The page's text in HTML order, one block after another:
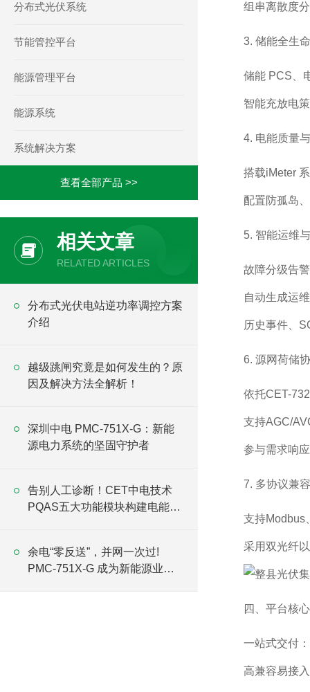
分布式光伏系统
节能管控平台
能源管理平台
能源系统
系统解决方案
查看全部产品 >>
相关文章
RELATED ARTICLES
分布式光伏电站逆功率调控方案
介绍
越级跳闸究竟是如何发生的？原
因及解决方法全解析！
深圳中电 PMC-751X-G：新能
源电力系统的坚固守护者
告别人工诊断！CET中电技术
PQAS五大功能模块构建电能质
余电“零反送”，并网一次过!
PMC-751X-G 成为新能源业主
组串离散度
3. 储能全生
储能 PCS、
智能充放电
4. 电能质量
搭载iMeter
配置防孤岛
5. 智能运维
故障分级告
自动生成运
历史事件、
6. 源网荷储
依托CET-
支持AGC/
参与需求响
7. 多协议兼
支持Modbus
采用双光纤
四、平台核
一站式交付
高兼容易接